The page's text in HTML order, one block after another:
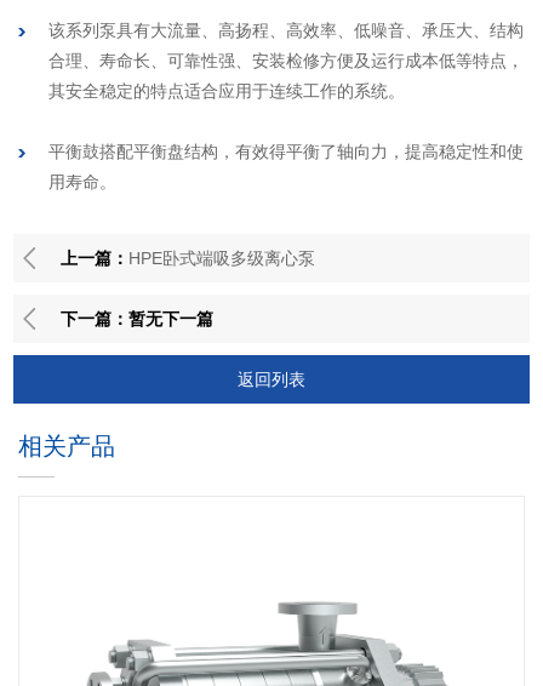
该系列泵具有大流量、高扬程、高效率、低噪音、承压大、结构
合理、寿命长、可靠性强、安装检修方便及运行成本低等特点，
其安全稳定的特点适合应用于连续工作的系统。
平衡鼓搭配平衡盘结构，有效得平衡了轴向力，提高稳定性和使
用寿命。
上一篇： HPE卧式端吸多级离心泵
下一篇：暂无下一篇
返回列表
相关产品